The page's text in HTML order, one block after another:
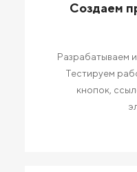
Создаем
Разрабатываем
Тестируем
кнопок,